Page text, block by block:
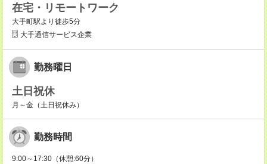
在宅・リモートワーク
大手町駅より徒歩5分
大手通信サービス企業
勤務曜日
土日祝休
月～金（土日祝休み）
勤務時間
9:00～17:30（休憩:60分）